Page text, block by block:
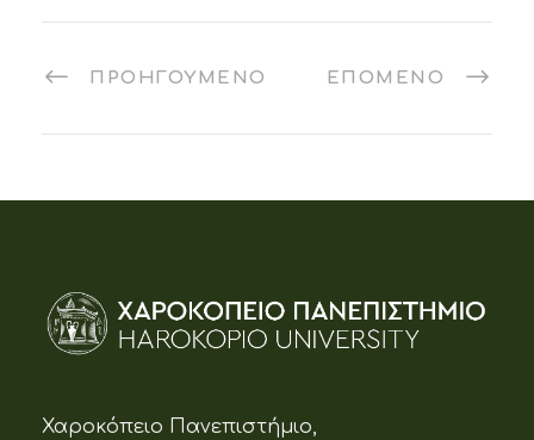
ΠΡΟΗΓΟΎΜΕΝΟ ΕΠΌΜΕΝΟ
Χαροκόπειο Πανεπιστήμιο,